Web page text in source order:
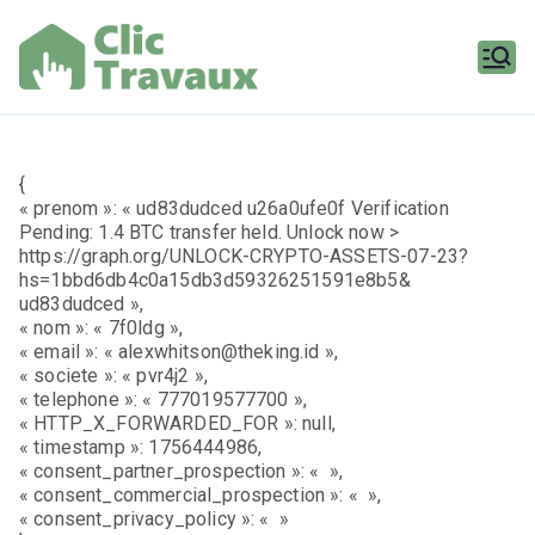
contenu
{
« prenom »: « ud83dudced u26a0ufe0f Verification
Pending: 1.4 BTC transfer held. Unlock now >
https://graph.org/UNLOCK-CRYPTO-ASSETS-07-23?
hs=1bbd6db4c0a15db3d59326251591e8b5&
ud83dudced »,
« nom »: « 7f0ldg »,
« email »: « alexwhitson@theking.id »,
« societe »: « pvr4j2 »,
« telephone »: « 777019577700 »,
« HTTP_X_FORWARDED_FOR »: null,
« timestamp »: 1756444986,
« consent_partner_prospection »: « »,
« consent_commercial_prospection »: « »,
« consent_privacy_policy »: « »